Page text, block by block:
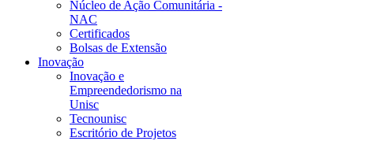
Núcleo de Ação Comunitária -
NAC
Certificados
Bolsas de Extensão
Inovação
Inovação e
Empreendedorismo na
Unisc
Tecnounisc
Escritório de Projetos